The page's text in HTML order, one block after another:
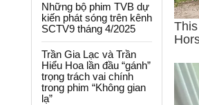
Những bộ phim TVB dự
kiến phát sóng trên kênh
SCTV9 tháng 4/2025
Trần Gia Lạc và Trần
Hiểu Hoa lần đầu “gánh”
trọng trách vai chính
trong phim “Không gian
lạ”